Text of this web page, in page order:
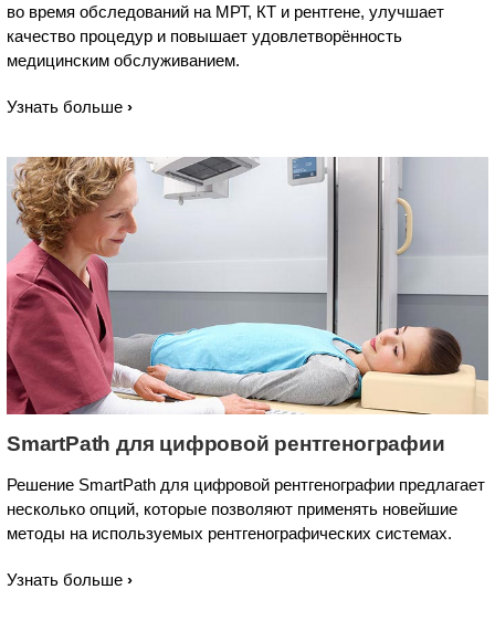
во время обследований на МРТ, КТ и рентгене, улучшает
качество процедур и повышает удовлетворённость
медицинским обслуживанием.
Узнать больше
SmartPath для цифровой рентгенографии
Решение SmartPath для цифровой рентгенографии предлагает
несколько опций, которые позволяют применять новейшие
методы на используемых рентгенографических системах.
Узнать больше